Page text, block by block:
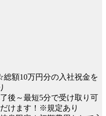
総額10万円分の入社祝金を
後～最短5分で受け取り可
けます！※規定あり